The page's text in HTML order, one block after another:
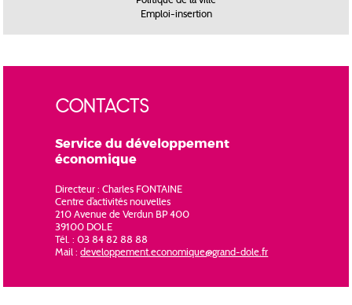
Emploi-insertion
CONTACTS
Service du développement
économique
Directeur : Charles FONTAINE
Centre d’activités nouvelles
210 Avenue de Verdun BP 400
39100 DOLE
Tél. : 03 84 82 88 88
Mail :developpement.economique@grand-dole.fr